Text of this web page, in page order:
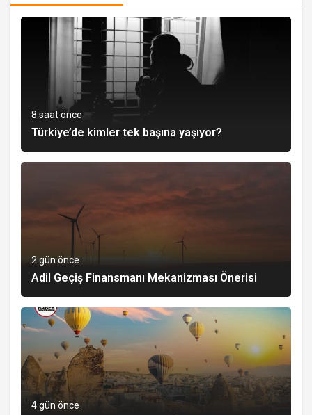
8 saat önce
Türkiye’de kimler tek başına yaşıyor?
2 gün önce
Adil Geçiş Finansmanı Mekanizması Önerisi
4 gün önce